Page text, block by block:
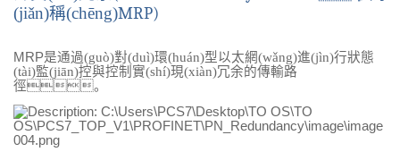
(jiǎn)稱(chēng)MRP)
MRP是通過(guò)對(duì)環(huán)型以太網(wǎng)進(jìn)行狀態
(tài)監(jiān)控與控制實(shí)現(xiàn)冗余的傳輸路
徑。